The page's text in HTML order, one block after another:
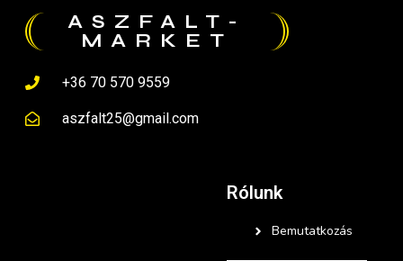
ASZFALT-
MARKET
+36 70 570 9559
aszfalt25@gmail.com
Rólunk
Bemutatkozás